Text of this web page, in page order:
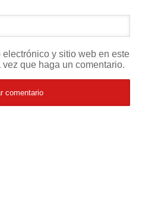
y sitio web en este
que haga un comentario.